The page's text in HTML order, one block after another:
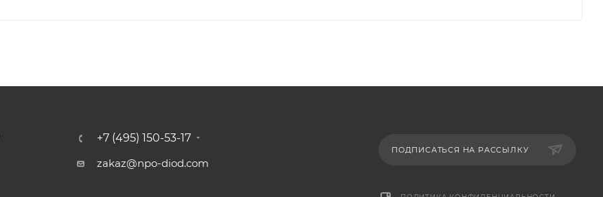
+7 (495) 150-53-17
zakaz@npo-diod.com
ПОДПИСАТЬСЯ НА РАССЫЛКУ